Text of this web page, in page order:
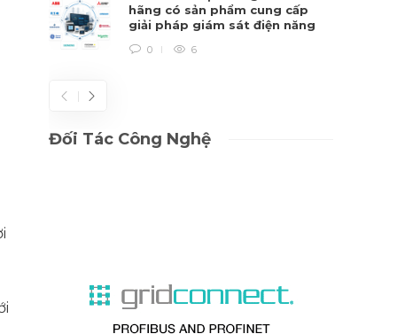
hãng có sản phẩm cung cấp
giải pháp giám sát điện năng
0 6
Đối Tác Công Nghệ